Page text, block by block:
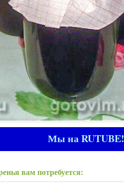
Мы на RUTUBE!
вам потребуется: